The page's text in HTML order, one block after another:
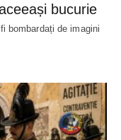
bucurie
bombardați de imagini